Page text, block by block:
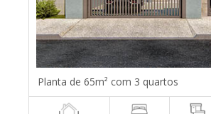
Planta de 65m² com 3 quartos